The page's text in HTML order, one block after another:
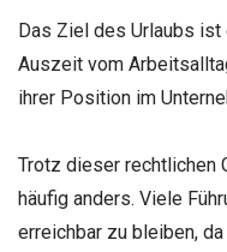
Das Ziel des Urlaubs
Auszeit vom
ihrer Position im
Trotz dieser rechtlichen
häufig anders. Viele
erreichbar zu bleiben,